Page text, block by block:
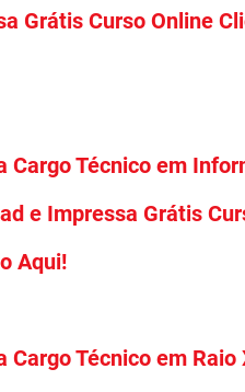
Grátis Curso Online
Cargo Técnico em
e Impressa Grátis
Aqui!
Cargo Técnico em Raio